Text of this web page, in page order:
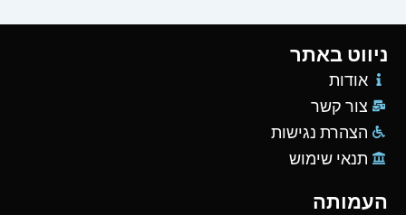
ניווט באתר
אודות
צור קשר
הצהרת נגישות
תנאי שימוש
העמותה